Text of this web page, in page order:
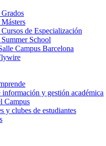
de Especialización
School
Campus Barcelona
información y gestión académica
Campus
y clubes de estudiantes